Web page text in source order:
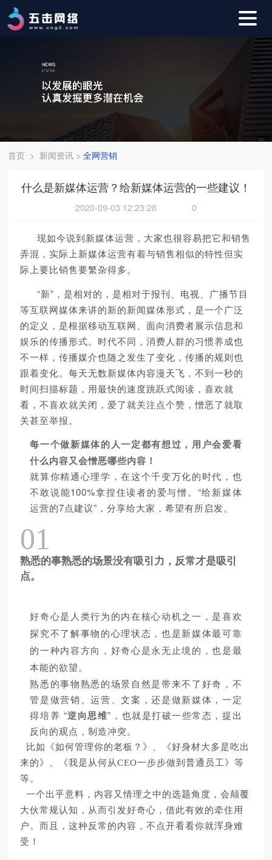
首页 > 新闻资讯 >全网营销
什么是新媒体运营？给新媒体运营的一些建议！
2020-09-03 12:23:28 0
现如今说到新媒体运营，大家也很容易把它和销售
弄混，实际上新媒体运营有着与销售相似的特性但实
际上要比销售要繁杂得多。
“新”，是相对的，是相对于报刊、电视、广播节目
等互联网媒体来讲的新的新闻媒体形式，是一个广泛
的定义，是根据移动互联网、面向消费者展示信息和
娱乐的传播形式。时代不同，消费人群的习惯养成也
不一样，传播媒介也随之发生了变化，传播的规则也
跟着变化。每天无数新媒体内容漫天飞，不到一秒的
时间扫描标题，用最快的速度跳跃式阅读，喜欢就
看，不喜欢就关闭，爱了就关注点个赞，憎恶了就取
关甚至举报。
每一个做新媒体的人一定都有想过，用户会爱看
什么内容又会憎恶哪些内容！
就算你精通心理学，在这个千变万化的时代，也
不敢说能100%拿捏住读者的爱与憎。“给新媒体
运营的7点建议”，分享给大家，希望有所启发。
01
熟悉的事熟悉的场景没有吸引力，反常才是吸引
点。
好奇心是人类行为的内在核心动机之一，是喜欢
探究不了解事物的心理状态，也是新媒体最可靠
的一种内容方向，好奇心是永无止境的，也是最
本能的欲望。
熟悉的事物熟悉的场景自然是带来不了好奇，不
管是做营销、运营、文案，还是做新媒体，一定
得培养 “逆向思维”，也就是打破一些常态，提出
反向的观点，制造冲突。
比如《如何管理你的老板？》、《好身材大多是吃出
来的》、《我是从何从CEO一步步做到普通员工》等
等。
一个出乎意料，内容又情理之中的选题角度，会颠覆
大伙常规认知，从而引发好奇心，借此有效的牵住用
户。而且，这种反常的内容，不点开看看你就浑身难
受！